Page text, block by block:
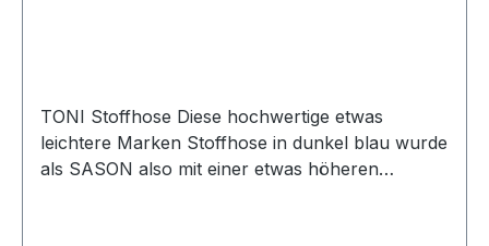
TONI Stoffhose Diese hochwertige etwas
leichtere Marken Stoffhose in dunkel blau wurde
als SASON also mit einer etwas höheren